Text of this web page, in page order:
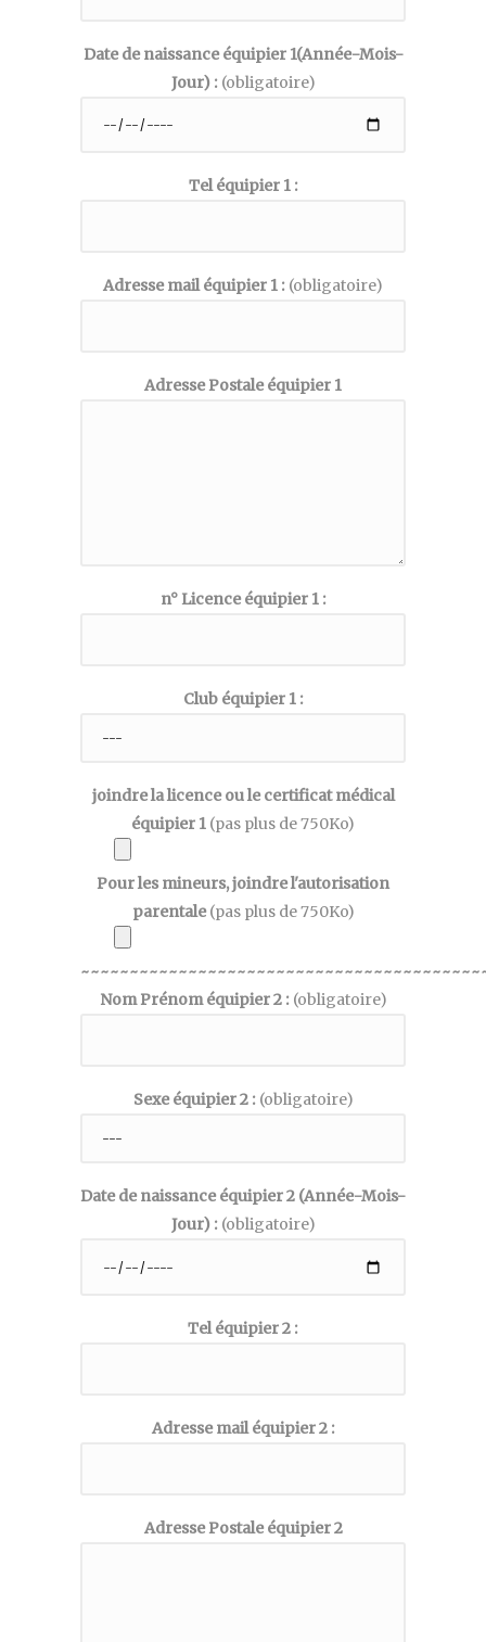
Date de naissance équipier 1(Année-Mois-
Jour) : (obligatoire)
Tel équipier 1 :
Adresse mail équipier 1 : (obligatoire)
Adresse Postale équipier 1
n° Licence équipier 1 :
Club équipier 1 :
joindre la licence ou le certificat médical
équipier 1 (pas plus de 750Ko)
Pour les mineurs, joindre l'autorisation
parentale(pas plus de 750Ko)
Nom Prénom équipier 2 : (obligatoire)
Sexe équipier 2 : (obligatoire)
Date de naissance équipier 2 (Année-Mois-
Jour) : (obligatoire)
Tel équipier 2 :
Adresse mail équipier 2 :
Adresse Postale équipier 2